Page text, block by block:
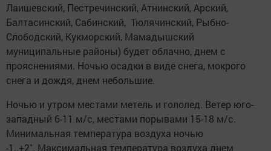
Лаишевский, Пестречинский, Атнинский, Арский,
Балтасинский, Сабинский, Тюлячинский, Рыбно-
Слободский, Кукморский, Мамадышский
муниципальные районы) будет облачно, днем с
прояснениями. Ночью осадки в виде снега, мокрого
снега и дождя, днем небольшие.
Ночью и утром местами метель и гололед. Ветер юго-
западный 6-11 м/с, местами порывами 15-18 м/с.
Минимальная температура воздуха ночью
-1..+2˚. Максимальная температура воздуха днем